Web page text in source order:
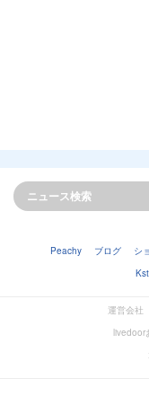
Peachy ブログ シ
運営会社
livedoor